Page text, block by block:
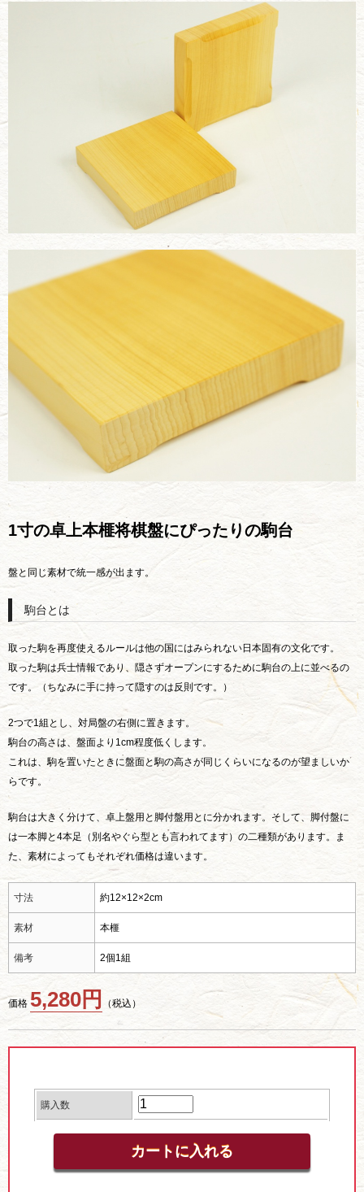
1寸の卓上本榧将棋盤にぴったりの駒台
盤と同じ素材で統一感が出ます。
駒台とは
取った駒を再度使えるルールは他の国にはみられない日本固有の文化です。
取った駒は兵士情報であり、隠さずオープンにするために駒台の上に並べるの
です。（ちなみに手に持って隠すのは反則です。）
2つで1組とし、対局盤の右側に置きます。
駒台の高さは、盤面より1cm程度低くします。
これは、駒を置いたときに盤面と駒の高さが同じくらいになるのが望ましいか
らです。
駒台は大きく分けて、卓上盤用と脚付盤用とに分かれます。そして、脚付盤に
は一本脚と4本足（別名やぐら型とも言われてます）の二種類があります。ま
た、素材によってもそれぞれ価格は違います。
寸法 約12×12×2cm
素材 本榧
備考 2個1組
価格 5,280円 （税込）
購入数